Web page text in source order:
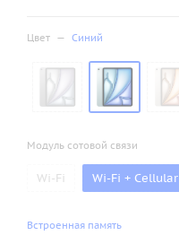
Цвет — Синий
Модуль сотовой связи
Wi-Fi Wi-Fi + Cellular
Встроенная память